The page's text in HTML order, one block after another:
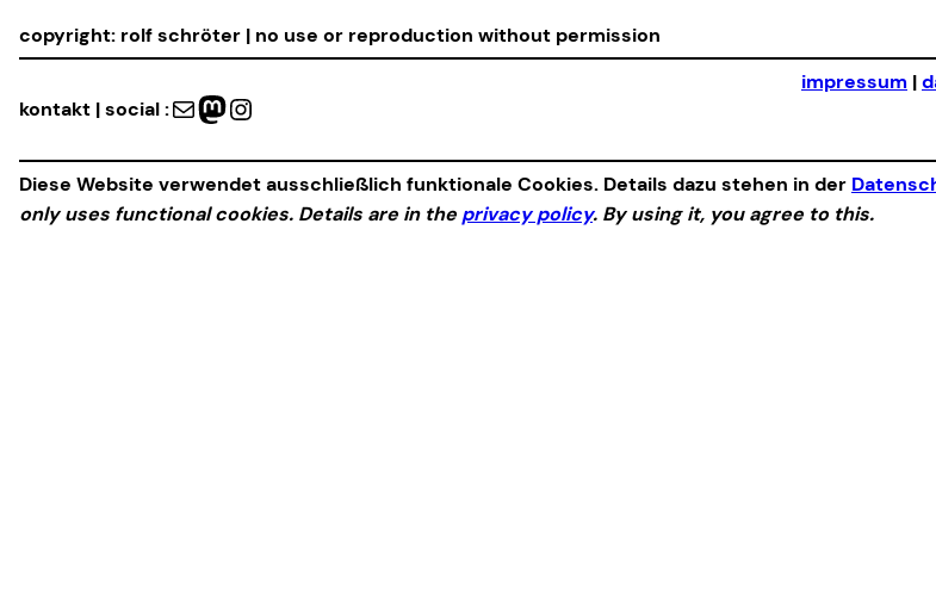
copyright: rolf schröter | no use or reproduction without permission
kontakt | social :Mail Mastodon Instagram
impressum |
Diese Website verwendet ausschließlich funktionale Cookies. Details dazu stehen in der
only uses functional cookies. Details are in the privacy policy. By using it, you agree to this.